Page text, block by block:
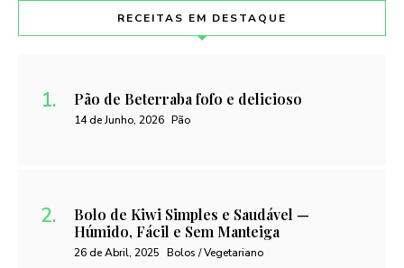
RECEITAS EM DESTAQUE
Pão de Beterraba fofo e delicioso
14 de Junho, 2026 Pão
Bolo de Kiwi Simples e Saudável —
Húmido, Fácil e Sem Manteiga
26 de Abril, 2025 Bolos / Vegetariano